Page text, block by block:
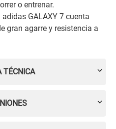
o entrenar.
GALAXY 7 cuenta
gran agarre y resistencia a
TÉCNICA